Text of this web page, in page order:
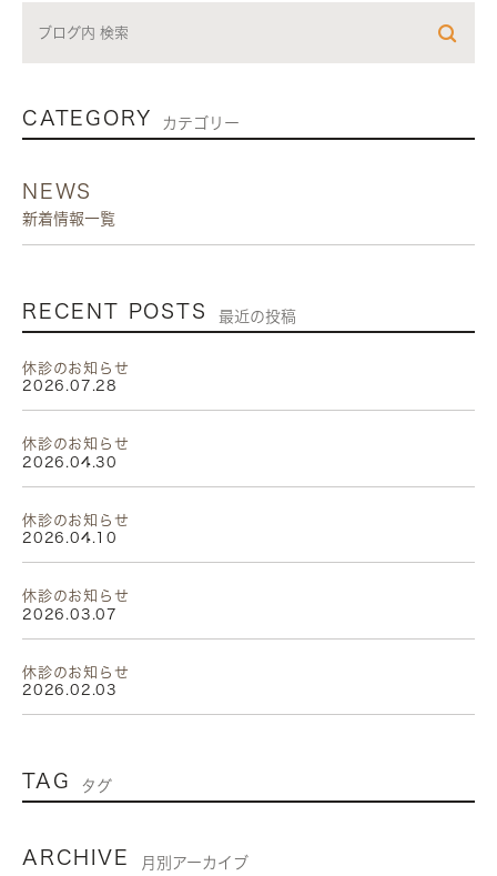
CATEGORY カテゴリー
NEWS
新着情報一覧
RECENT POSTS 最近の投稿
休診のお知らせ
2026.07.28
休診のお知らせ
2026.04.30
休診のお知らせ
2026.04.10
休診のお知らせ
2026.03.07
休診のお知らせ
2026.02.03
TAG タグ
ARCHIVE 月別アーカイブ